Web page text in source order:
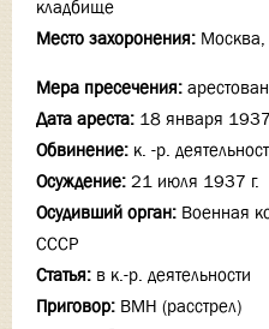
кладбище
Место захоронения:
Мера пресечения: арестован
Дата ареста: 18 января 1937
Обвинение: к. -р.
Осуждение: 21 июля 1937 г.
Осудивший орган: Военная
СССР
Статья: в к.-р. деятельности
Приговор: ВМН (расстрел)